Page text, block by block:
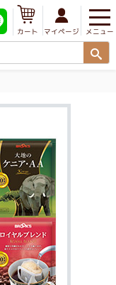
メニュー
マイページ
カート